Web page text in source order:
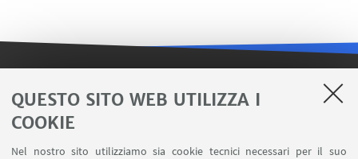
QUESTO SITO WEB UTILIZZA I
COOKIE
Nel nostro sito utilizziamo sia cookie tecnici necessari per il suo
LINK UTILI
Area riservata FILO